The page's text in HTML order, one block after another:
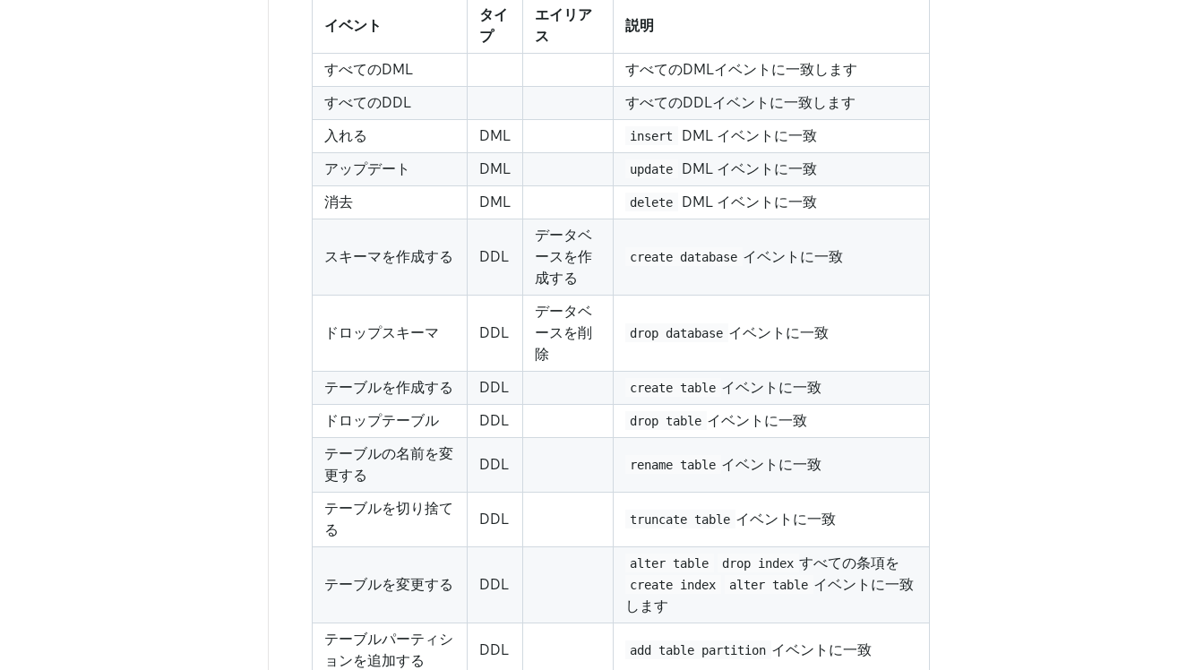
イベント
タイ
プ
エイリア
ス
説明
すべてのDML
すべてのDMLイベントに一致します
すべてのDDL
すべてのDDLイベントに一致します
入れる
DML insert
DML イベントに一致
アップデート
DML update
DML イベントに一致
消去
DML delete DML イベントに一致
スキーマを作成する DDL
データベ
ースを作
成する
create database イベントに一致
ドロップスキーマ DDL
データベ
ースを削
除
drop database イベントに一致
テーブルを作成する DDL create table イベントに一致
ドロップテーブル
DDL drop table イベントに一致
テーブルの名前を変
更する
DDL rename table イベントに一致
テーブルを切り捨て
る
DDL truncate table イベントに一致
テーブルを変更する DDL
alter table drop index すべての条項を
create index alter table イベントに一致
します
テーブルパーティシ
ョンを追加する
DDL add table partition イベントに一致